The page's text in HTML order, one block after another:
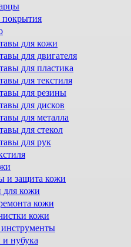
покрытия
для кожи
для двигателя
для пластика
для текстиля
для резины
для дисков
для металла
для стекол
для рук
и защита кожи
для кожи
кожи
кожи
нубука